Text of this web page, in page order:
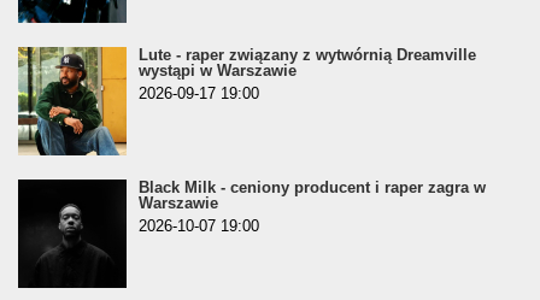
Lute - raper związany z wytwórnią Dreamville
wystąpi w Warszawie
2026-09-17 19:00
Black Milk - ceniony producent i raper zagra w
Warszawie
2026-10-07 19:00